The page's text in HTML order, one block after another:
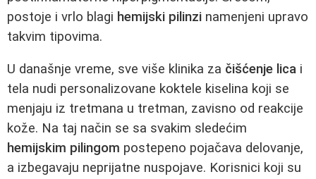
postoje i vrlo blagi hemijski pilinzi namenjeni upravo
takvim tipovima.
U današnje vreme, sve više klinika za čišćenje lica i
tela nudi personalizovane koktele kiselina koji se
menjaju iz tretmana u tretman, zavisno od reakcije
kože. Na taj način se sa svakim sledećim
hemijskim pilingom postepeno pojačava delovanje,
a izbegavaju neprijatne nuspojave. Korisnici koji su